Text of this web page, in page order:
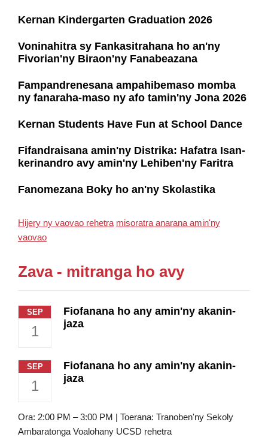
Kernan Kindergarten Graduation 2026
Voninahitra sy Fankasitrahana ho an'ny
Fivorian'ny Biraon'ny Fanabeazana
Fampandrenesana ampahibemaso momba
ny fanaraha-maso ny afo tamin'ny Jona 2026
Kernan Students Have Fun at School Dance
Fifandraisana amin'ny Distrika: Hafatra Isan-
kerinandro avy amin'ny Lehiben'ny Faritra
Fanomezana Boky ho an'ny Skolastika
Hijery ny vaovao rehetra misoratra anarana amin'ny
vaovao
Zava - mitranga ho avy
SEP
1
Fiofanana ho any amin'ny akanin-
jaza
SEP
1
Fiofanana ho any amin'ny akanin-
jaza
Ora: 2:00 PM – 3:00 PM | Toerana: Tranoben'ny Sekoly
Ambaratonga Voalohany UCSD rehetra